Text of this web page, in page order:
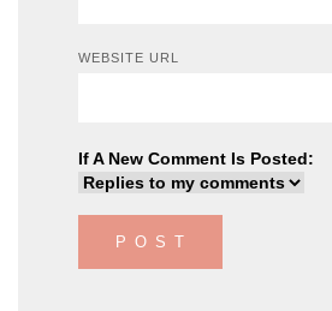
WEBSITE URL
If A New Comment Is Posted: